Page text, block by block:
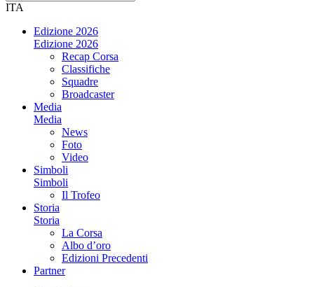
ITA
Edizione 2026
Edizione 2026
Recap Corsa
Classifiche
Squadre
Broadcaster
Media
Media
News
Foto
Video
Simboli
Simboli
Il Trofeo
Storia
Storia
La Corsa
Albo d’oro
Edizioni Precedenti
Partner